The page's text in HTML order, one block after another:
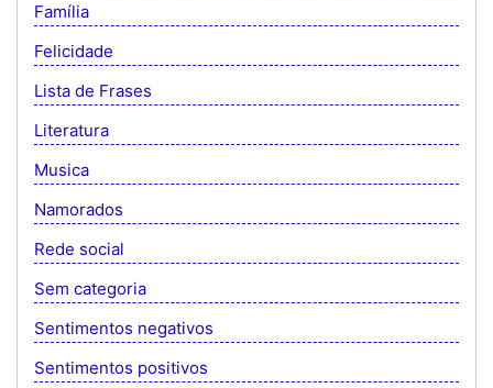
Família
Felicidade
Lista de Frases
Literatura
Musica
Namorados
Rede social
Sem categoria
Sentimentos negativos
Sentimentos positivos